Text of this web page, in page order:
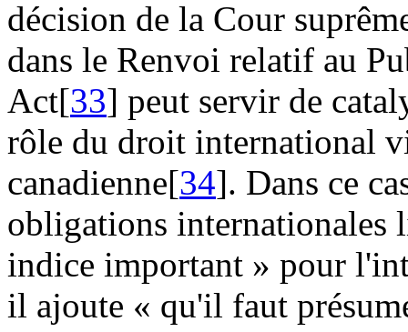
décision de la Cour
dans le Renvoi relatif au
Act[33] peut servir de
rôle du droit international
canadienne[34]. Dans ce
obligations internationales
indice important » pour
il ajoute « qu'il faut